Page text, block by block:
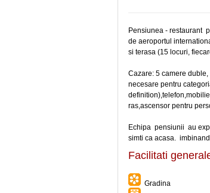
Pensiunea - restaurant
de aeroportul
si terasa (15 locuri,
Cazare: 5 camere
necesare pentru
ras,ascensor pentru
Echipa pensiunii au
simti ca acasa.
Facilitati
Gradina